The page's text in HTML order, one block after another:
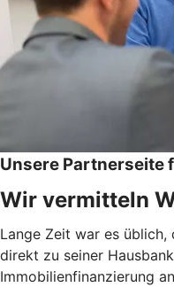
Unsere Partnerseite
Wir vermitteln
Lange Zeit war es üblich,
direkt zu seiner
Immobilienfinanzierung